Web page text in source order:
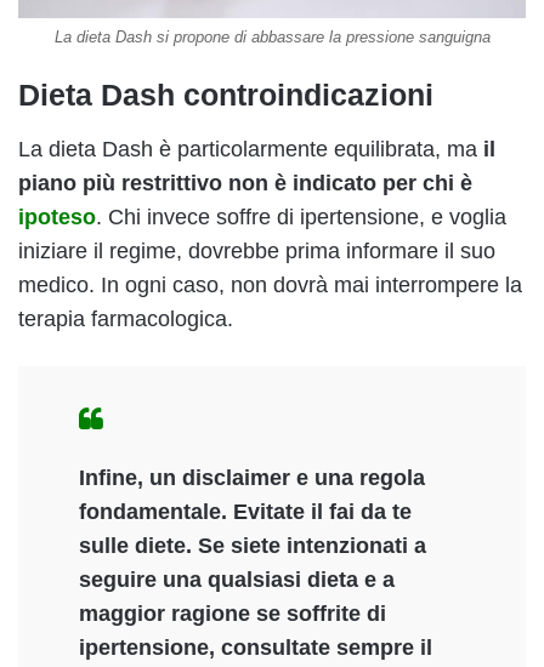
La dieta Dash si propone di abbassare la pressione sanguigna
Dieta Dash controindicazioni
La dieta Dash è particolarmente equilibrata, ma il
piano più restrittivo non è indicato per chi è
ipoteso. Chi invece soffre di ipertensione, e voglia
iniziare il regime, dovrebbe prima informare il suo
medico. In ogni caso, non dovrà mai interrompere la
terapia farmacologica.
Infine, un disclaimer e una regola
fondamentale. Evitate il fai da te
sulle diete. Se siete intenzionati a
seguire una qualsiasi dieta e a
maggior ragione se soffrite di
ipertensione, consultate sempre il